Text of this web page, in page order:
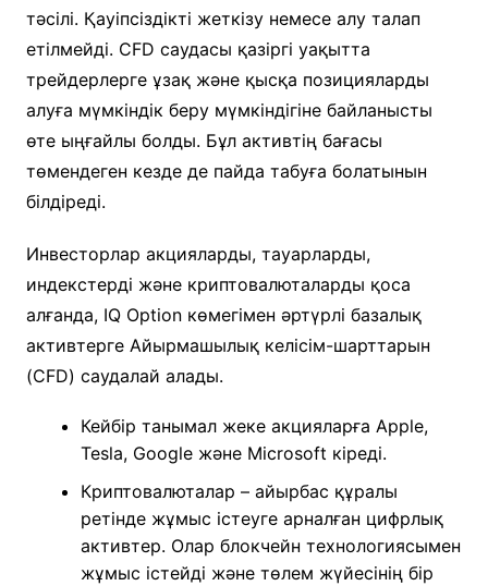
тәсілі. Қауіпсіздікті жеткізу немесе алу талап
етілмейді. CFD саудасы қазіргі уақытта
трейдерлерге ұзақ және қысқа позицияларды
алуға мүмкіндік беру мүмкіндігіне байланысты
өте ыңғайлы болды. Бұл активтің бағасы
төмендеген кезде де пайда табуға болатынын
білдіреді.
Инвесторлар акцияларды, тауарларды,
индекстерді және криптовалюталарды қоса
алғанда, IQ Option көмегімен әртүрлі базалық
активтерге Айырмашылық келісім-шарттарын
(CFD) саудалай алады.
Кейбір танымал жеке акцияларға Apple,
Tesla, Google және Microsoft кіреді.
Криптовалюталар – айырбас құралы
ретінде жұмыс істеуге арналған цифрлық
активтер. Олар блокчейн технологиясымен
жұмыс істейді және төлем жүйесінің бір